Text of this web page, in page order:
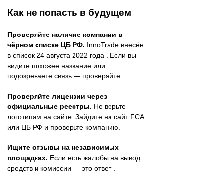
Как не попасть в будущем
Проверяйте наличие компании в
чёрном списке ЦБ РФ. InnoTrade внесён
в список 24 августа 2022 года . Если вы
видите похожее название или
подозреваете связь — проверяйте.
Проверяйте лицензии через
официальные реестры. Не верьте
логотипам на сайте. Зайдите на сайт FCA
или ЦБ РФ и проверьте компанию.
Ищите отзывы на независимых
площадках. Если есть жалобы на вывод
средств и комиссии — это ответ .